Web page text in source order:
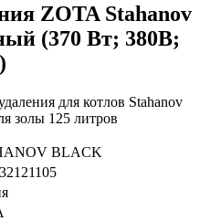
ZOTA Stahanov
(370 Вт; 380В;
для котлов Stahanov
золы 125 литров
BLACK